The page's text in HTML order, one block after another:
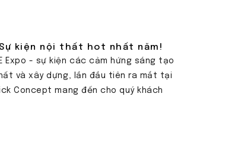
Sự kiện nội thất hot nhất năm!
Expo - sự kiện các cảm hứng sáng tạo
và xây dựng, lần đầu tiên ra mắt tại
Concept mang đến cho quý khách